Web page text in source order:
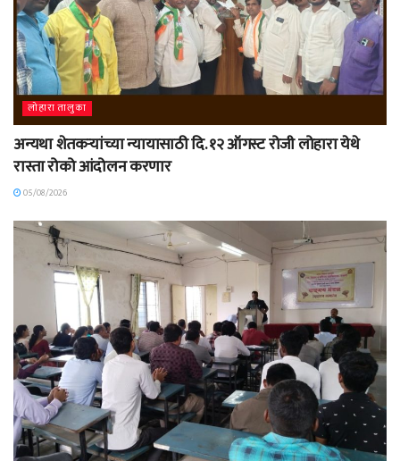
लोहारा तालुका
अन्यथा शेतकऱ्यांच्या न्यायासाठी दि. १२ ऑगस्ट रोजी लोहारा येथे
रास्ता रोको आंदोलन करणार
05/08/2026